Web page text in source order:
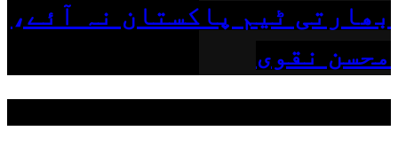
بھارتی ٹیم پاکستان نہ آئے،
محسن نقوی